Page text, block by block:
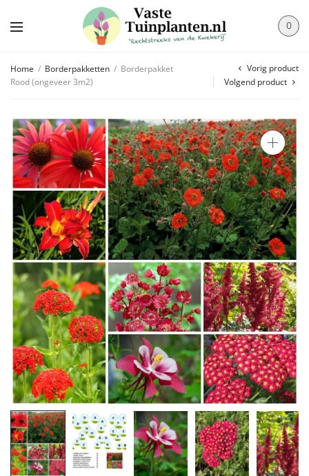
0
Home / Borderpakketten / Borderpakket
Rood (ongeveer 3m2)
Vorig product
Volgend product